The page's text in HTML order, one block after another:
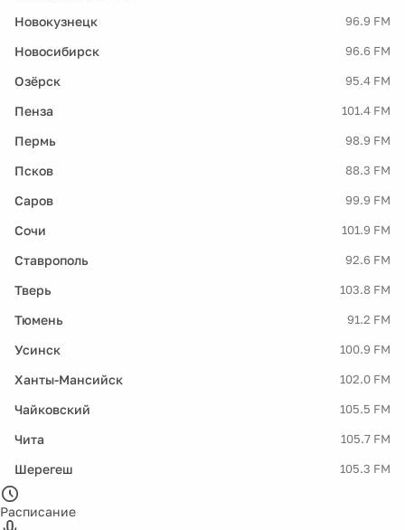
Новокузнецк 96.9 FM
Новосибирск 96.6 FM
Озёрск 95.4 FM
Пенза 101.4 FM
Пермь 98.9 FM
Псков 88.3 FM
Саров 99.9 FM
Сочи 101.9 FM
Ставрополь 92.6 FM
Тверь 103.8 FM
Тюмень 91.2 FM
Усинск 100.9 FM
Ханты-Мансийск 102.0 FM
Чайковский 105.5 FM
Чита 105.7 FM
Шерегеш 105.3 FM
Расписание